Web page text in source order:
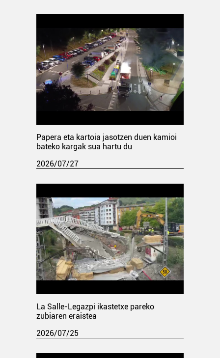
Papera eta kartoia jasotzen duen kamioi
bateko kargak sua hartu du
2026/07/27
La Salle-Legazpi ikastetxe pareko
zubiaren eraistea
2026/07/25